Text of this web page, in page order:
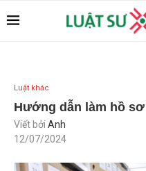
Luật khác
Hướng dẫn làm hồ
Viết bởi Anh
12/07/2024